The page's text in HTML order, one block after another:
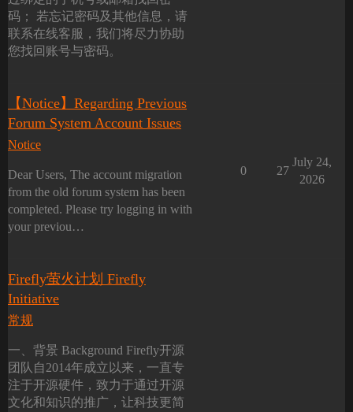
码； 若忘记密码及其他信息，请
联系在线客服，我们将尽力协助
您找回账号与密码。
【Notice】Regarding Previous
Forum System Account Issues
Notice
Dear Users, The account migration
from the old forum system has been
completed. Please try logging in with
your previou…
0 27
July 24,
2026
Firefly萤火计划 Firefly
Initiative
常规
一、背景 Background Firefly开源
团队自2014年成立以来，一直专
注于开源硬件，致力于通过开源
文化和知识的推广，让科技更简